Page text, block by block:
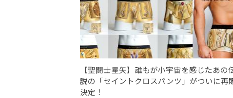
【聖闘士星矢】誰もが小宇宙を感じたあの
説の「セイントクロスパンツ」がついに再
決定！